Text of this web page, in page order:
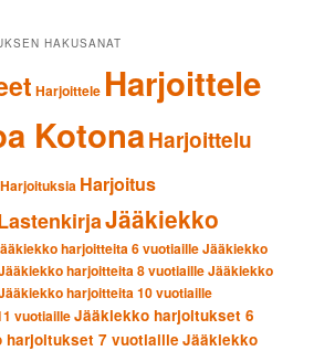
HAKUSANAT
Harjoittele Harjoittele
KotonaHarjoittelu
Harjoituksia Harjoitus
Jääkiekko
harjoitteita 6 vuotiailleJääkiekko
harjoitteita 8 vuotiailleJääkiekko
harjoitteita 10 vuotiaille
vuotiailleJääkiekko harjoitukset 6
harjoitukset 7 vuotiaille Jääkiekko